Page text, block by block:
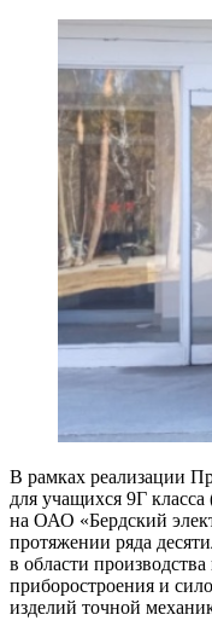
В рамках реализации
для учащихся 9Г
на ОАО «Бердский
протяжении ряда
в области
приборостроения и
изделий точной